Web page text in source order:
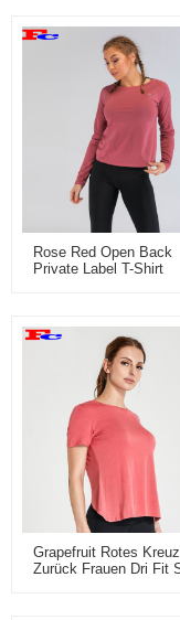
Rose Red Open Back
Private Label T-Shirt
Grapefruit Rotes Kreuz
Zurück Frauen Dri Fit